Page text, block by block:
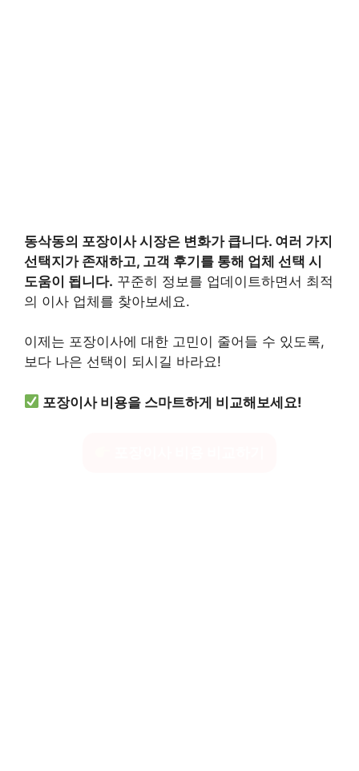
동삭동의 포장이사 시장은 변화가 큽니다. 여러 가지
선택지가 존재하고, 고객 후기를 통해 업체 선택 시
도움이 됩니다. 꾸준히 정보를 업데이트하면서 최적
의 이사 업체를 찾아보세요.
이제는 포장이사에 대한 고민이 줄어들 수 있도록,
보다 나은 선택이 되시길 바라요!
포장이사 비용을 스마트하게 비교해보세요!